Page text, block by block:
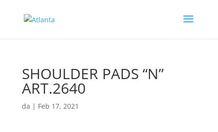
SHOULDER PADS “N”
ART.2640
da | Feb 17, 2021